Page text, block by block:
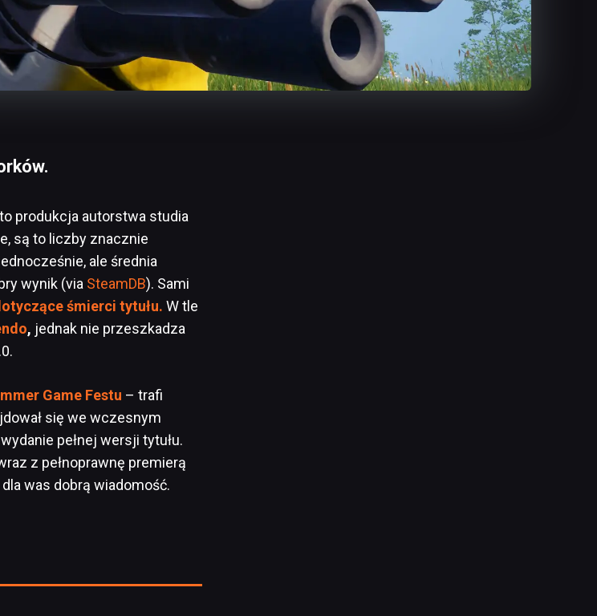
produkcja autorstwa studia
są to liczby znacznie
ale średnia
wynik (via SteamDB). Sami
śmierci tytułu. W tle
, jednak nie przeszkadza
Game Festu – trafi
się we wczesnym
pełnej wersji tytułu.
z pełnoprawnę premierą
was dobrą wiadomość.